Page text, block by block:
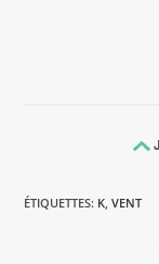
ÉTIQUETTES: K VENT